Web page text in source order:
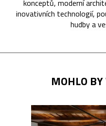
konceptů, moderní
inovativních technologií,
hudby a
MOHLO